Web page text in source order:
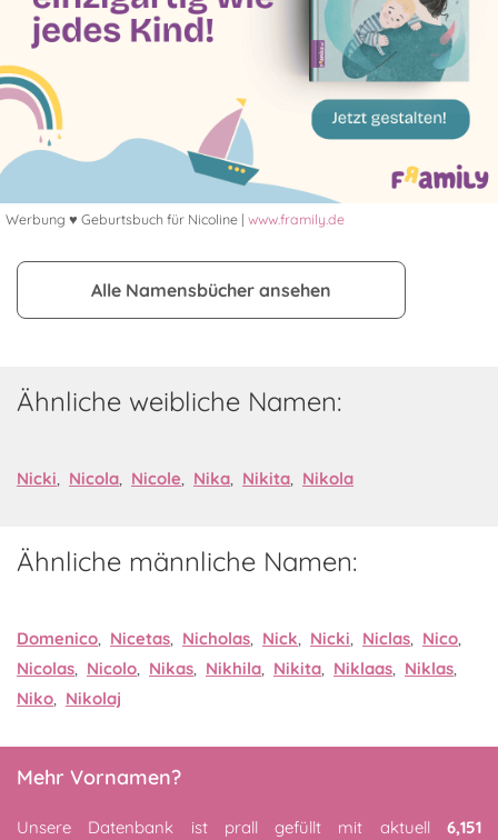
Werbung ♥ Geburtsbuch für Nicoline | www.framily.de
Alle Namensbücher ansehen
Ähnliche weibliche Namen:
Nicki, Nicola, Nicole, Nika, Nikita, Nikola
Ähnliche männliche Namen:
Domenico, Nicetas, Nicholas, Nick, Nicki, Niclas, Nico,
Nicolas, Nicolo, Nikas, Nikhila, Nikita, Niklaas, Niklas,
Niko, Nikolaj
Mehr Vornamen?
Unsere Datenbank ist prall gefüllt mit aktuell 6,151